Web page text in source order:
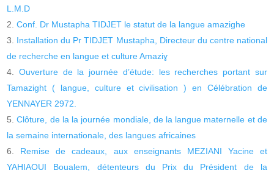
L.M.D
Conf. Dr Mustapha TIDJET le statut de la langue amazighe
Installation du Pr TIDJET Mustapha, Directeur du centre national
de recherche en langue et culture Amaziɣ
Ouverture de la journée d’étude: les recherches portant sur
Tamazight ( langue, culture et civilisation ) en Célébration de
YENNAYER 2972.
Clôture, de la la journée mondiale, de la langue maternelle et de
la semaine internationale, des langues africaines
Remise de cadeaux, aux enseignants MEZIANI Yacine et
YAHIAOUI Boualem, détenteurs du Prix du Président de la